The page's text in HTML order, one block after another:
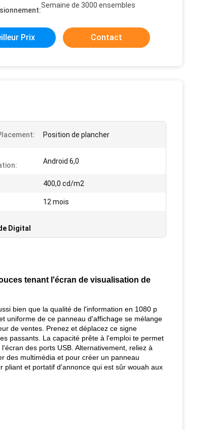
Semaine de 3000 ensembles
Prix Contact
Position de plancher
Android 6,0
400,0 cd/m2
12 mois
Digital
tenant l'écran de visualisation de
bien que la qualité de l'information en 1080 p
uniforme de ce panneau d'affichage se mélange
de ventes. Prenez et déplacez ce signe
passants. La capacité prête à l'emploi te permet
des ports USB. Alternativement, reliez à
des multimédia et pour créer un panneau
pliant et portatif d'annonce qui est sûr wouah aux